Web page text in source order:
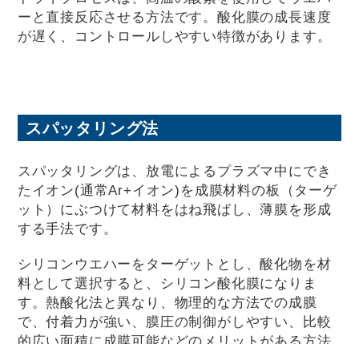
ーと直接反応させる方法です。酸化膜の成長速度
が遅く、コントロールしやすい特徴があります。
スパッタリング法
スパッタリングは、放電によるプラズマ中にでき
たイオン(通常Ar+イオン)を成膜材料の板（ターゲ
ット）にぶつけて材料をはね飛ばし、薄膜を形成
する手法です。
シリコンウエハーをターゲットとし、酸化物を材
料として選択すると、シリコン酸化膜になりま
す。熱酸化法と異なり、物理的な方法での成膜
で、付着力が強い、膜圧の制御がしやすい、比較
的広い面積に成膜可能などのメリットがある方法